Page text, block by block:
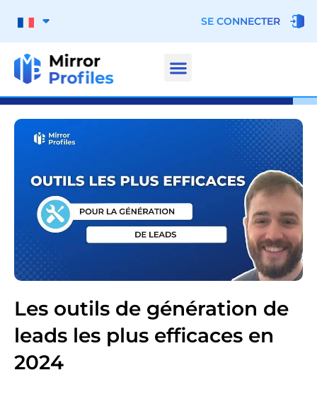
SE CONNECTER
Les outils de génération de
leads les plus efficaces en
2024